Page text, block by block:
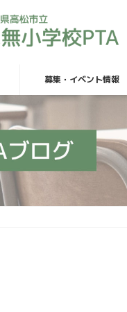
募集・イベント情報